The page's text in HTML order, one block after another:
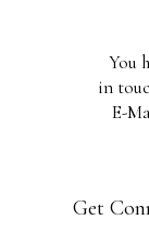
You
in
E-
Get